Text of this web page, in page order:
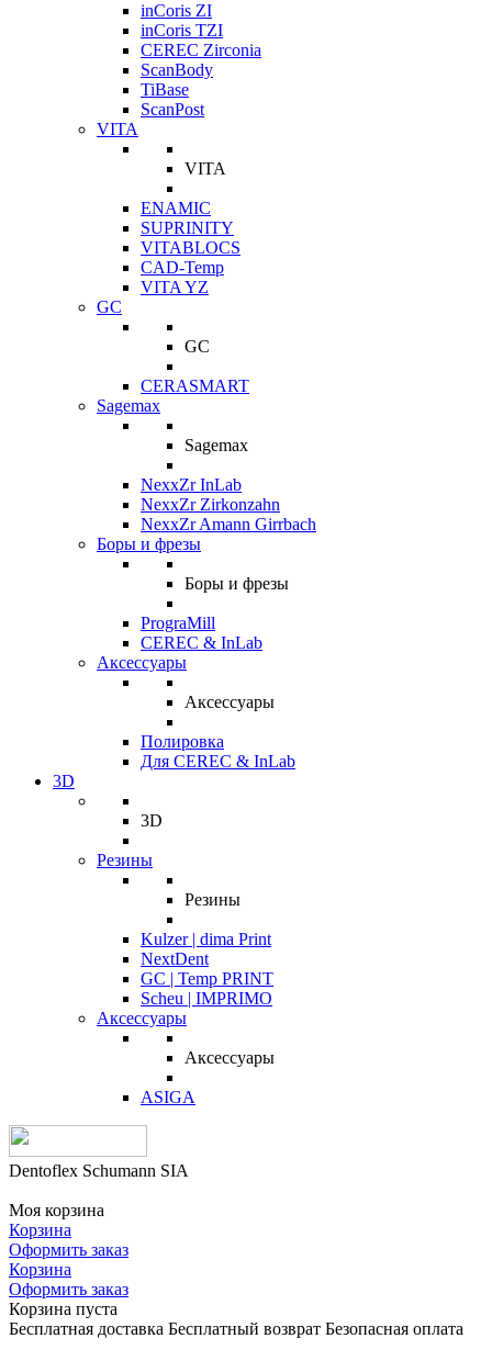
inCoris ZI
inCoris TZI
CEREC Zirconia
ScanBody
TiBase
ScanPost
VITA
VITA
ENAMIC
SUPRINITY
VITABLOCS
CAD-Temp
VITA YZ
GC
GC
CERASMART
Sagemax
Sagemax
NexxZr InLab
NexxZr Zirkonzahn
NexxZr Amann Girrbach
Боры и фрезы
Боры и фрезы
PrograMill
CEREC & InLab
Аксессуары
Аксессуары
Полировка
Для CEREC & InLab
3D
3D
Резины
Резины
Kulzer | dima Print
NextDent
GC | Temp PRINT
Scheu | IMPRIMO
Аксессуары
Аксессуары
ASIGA
Dentoflex Schumann SIA
Моя корзина
Корзина
Оформить заказ
Корзина
Оформить заказ
Корзина пуста
Бесплатная доставка Бесплатный возврат Безопасная оплата